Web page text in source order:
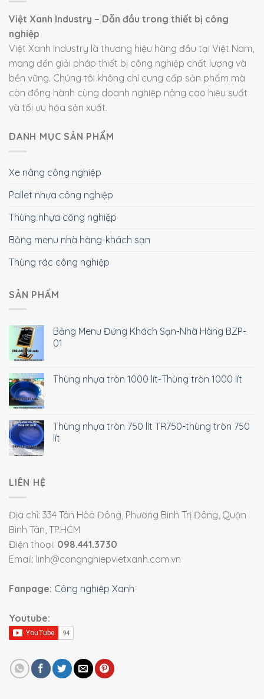
Việt Xanh Industry – Dẫn đầu trong thiết bị công
nghiệp
Việt Xanh Industry là thương hiệu hàng đầu tại Việt Nam,
mang đến giải pháp thiết bị công nghiệp chất lượng và
bền vững. Chúng tôi không chỉ cung cấp sản phẩm mà
còn đồng hành cùng doanh nghiệp nâng cao hiệu suất
và tối ưu hóa sản xuất.
DANH MỤC SẢN PHẨM
Xe nâng công nghiệp
Pallet nhựa công nghiệp
Thùng nhựa công nghiệp
Bảng menu nhà hàng-khách sạn
Thùng rác công nghiệp
SẢN PHẨM
Bảng Menu Đứng Khách Sạn-Nhà Hàng BZP-
01
Thùng nhựa tròn 1000 lít-Thùng tròn 1000 lít
Thùng nhựa tròn 750 lít TR750-thùng tròn 750
lít
LIÊN HỆ
Địa chỉ: 334 Tân Hòa Đông, Phường Bình Trị Đông, Quận
Bình Tân, TP.HCM
Điện thoại: 098.441.3730
Email: linh@congnghiepvietxanh.com.vn
Fanpage: Công nghiệp Xanh
Youtube: